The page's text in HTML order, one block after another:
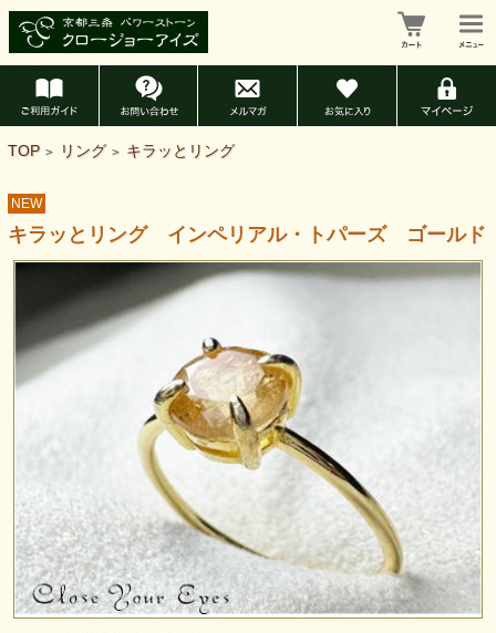
TOP > リング > キラッとリング
NEW
キラッとリング インペリアル・トパーズ ゴールド